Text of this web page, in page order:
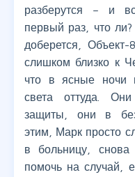
разберутся – и
первый раз, что
доберется,
слишком близко к
что в ясные ночи
света оттуда.
защиты, они в
этим, Марк просто
в больницу, снова
помочь на случай,